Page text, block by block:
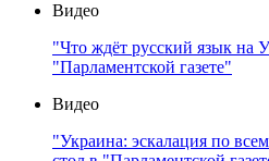
Видео
"Что ждёт русский язык на
"Парламентской газете"
Видео
"Украина: эскалация по